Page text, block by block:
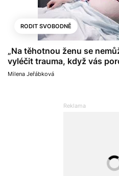
RODIT SVOBODNĚ
„Na těhotnou ženu se
vyléčit trauma, když vás
Milena Jeřábková